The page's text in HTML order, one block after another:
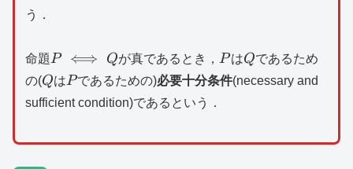
う．
命題P\iff
Q
P ⟺ Qが真であるとき， P
PはQ
Qであるため
の(Q
QはP
Pであるための)必要十分条件(necessary and
sufficient condition)であるという．